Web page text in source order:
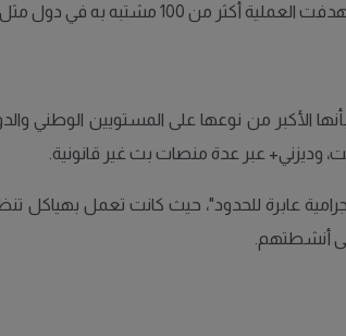
سويسرا، ألمانيا، رومانيا، كرواتيا، والصين.
الأكبر من نوعها على المستويين الوطني
وديزني+ عبر عدة منصات بث غير قانونية.
عابرة للحدود"، حيث كانت تعمل
أنشطتهم.